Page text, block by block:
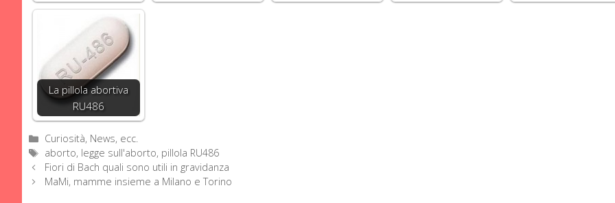
La pillola abortiva
RU486
Categorie
Curiosità, News, ecc.
Tag
aborto, legge sull'aborto, pillola RU486
Fiori di Bach quali sono utili in gravidanza
MaMi, mamme insieme a Milano e Torino